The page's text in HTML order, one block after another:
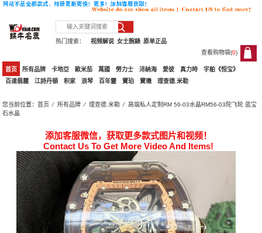
热门搜索： 原单正品
女士腕錶
视频解说
查看购物袋(0)
0
首页 所有品牌 卡地亞 歐米茄 萬國 勞力士 沛納海 愛彼 真力時
宇舶《恒宝》
百達翡麗
江詩丹頓 积家 浪琴 百年靈 寶珀 寶璣 理查德.米勒
您当前位置：首页 ⁄所有品牌 ⁄理查德.米勒 ⁄ 高端私人定制RM 56-03水晶RM56-03陀飞轮 蓝宝
石水晶
添加客服微信，获取更多款式图片和视频！
Contact Us To Get More Video And Items!